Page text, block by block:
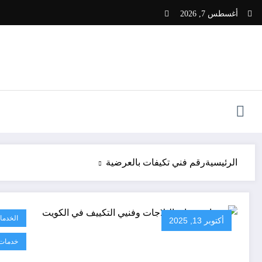
التجاوز
أغسطس 7, 2026
الرئيسيةرقم فني تكيفات بالعرضية
أكتوبر 13, 2025